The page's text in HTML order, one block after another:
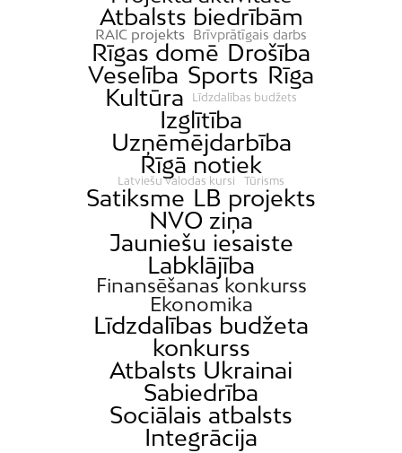
Atbalsts biedrībām
RAIC projekts Brīvprātīgais darbs
Rīgas domē Drošība
Veselība Sports Rīga
Kultūra
Līdzdalības budžets
Izglītība
Uzņēmējdarbība
Rīgā notiek
Latviešu valodas kursi Tūrisms
Satiksme LB projekts
NVO ziņa
Jauniešu iesaiste
Labklājība
Finansēšanas konkurss
Ekonomika
Līdzdalības budžeta
konkurss
Atbalsts Ukrainai
Sabiedrība
Sociālais atbalsts
Integrācija